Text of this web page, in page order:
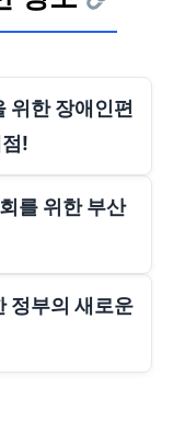
위한 장애인편
!
를 위한 부산
정부의 새로운